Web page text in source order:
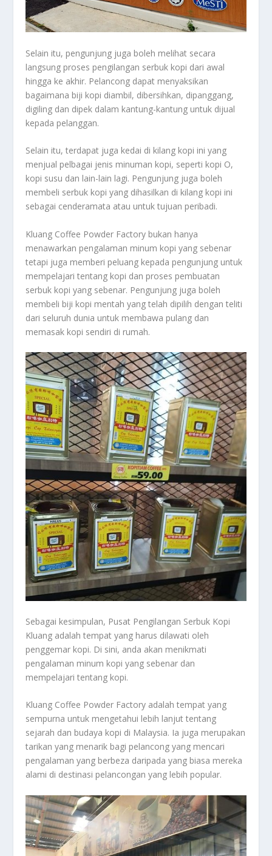
Selain itu, pengunjung juga boleh melihat secara
langsung proses pengilangan serbuk kopi dari awal
hingga ke akhir. Pelancong dapat menyaksikan
bagaimana biji kopi diambil, dibersihkan, dipanggang,
digiling dan dipek dalam kantung-kantung untuk dijual
kepada pelanggan.
Selain itu, terdapat juga kedai di kilang kopi ini yang
menjual pelbagai jenis minuman kopi, seperti kopi O,
kopi susu dan lain-lain lagi. Pengunjung juga boleh
membeli serbuk kopi yang dihasilkan di kilang kopi ini
sebagai cenderamata atau untuk tujuan peribadi.
Kluang Coffee Powder Factory bukan hanya
menawarkan pengalaman minum kopi yang sebenar
tetapi juga memberi peluang kepada pengunjung untuk
mempelajari tentang kopi dan proses pembuatan
serbuk kopi yang sebenar. Pengunjung juga boleh
membeli biji kopi mentah yang telah dipilih dengan teliti
dari seluruh dunia untuk membawa pulang dan
memasak kopi sendiri di rumah.
Sebagai kesimpulan, Pusat Pengilangan Serbuk Kopi
Kluang adalah tempat yang harus dilawati oleh
penggemar kopi. Di sini, anda akan menikmati
pengalaman minum kopi yang sebenar dan
mempelajari tentang kopi.
Kluang Coffee Powder Factory adalah tempat yang
sempurna untuk mengetahui lebih lanjut tentang
sejarah dan budaya kopi di Malaysia. Ia juga merupakan
tarikan yang menarik bagi pelancong yang mencari
pengalaman yang berbeza daripada yang biasa mereka
alami di destinasi pelancongan yang lebih popular.